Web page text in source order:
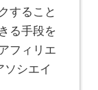
すること
る手段を
フィリエ
ソシエイ